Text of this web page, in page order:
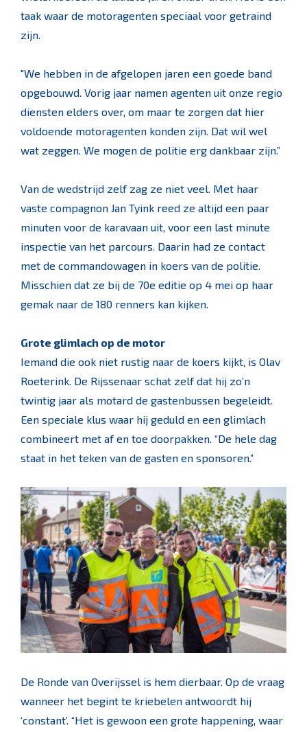
taak waar de motoragenten speciaal voor getraind
zijn.
"We hebben in de afgelopen jaren een goede band
opgebouwd. Vorig jaar namen agenten uit onze regio
diensten elders over, om maar te zorgen dat hier
voldoende motoragenten konden zijn. Dat wil wel
wat zeggen. We mogen de politie erg dankbaar zijn.”
Van de wedstrijd zelf zag ze niet veel. Met haar
vaste compagnon Jan Tyink reed ze altijd een paar
minuten voor de karavaan uit, voor een last minute
inspectie van het parcours. Daarin had ze contact
met de commandowagen in koers van de politie.
Misschien dat ze bij de 70e editie op 4 mei op haar
gemak naar de 180 renners kan kijken.
Grote glimlach op de motor
Iemand die ook niet rustig naar de koers kijkt, is Olav
Roeterink. De Rijssenaar schat zelf dat hij zo’n
twintig jaar als motard de gastenbussen begeleidt.
Een speciale klus waar hij geduld en een glimlach
combineert met af en toe doorpakken. “De hele dag
staat in het teken van de gasten en sponsoren.”
De Ronde van Overijssel is hem dierbaar. Op de vraag
wanneer het begint te kriebelen antwoordt hij
‘constant’. “Het is gewoon een grote happening, waar